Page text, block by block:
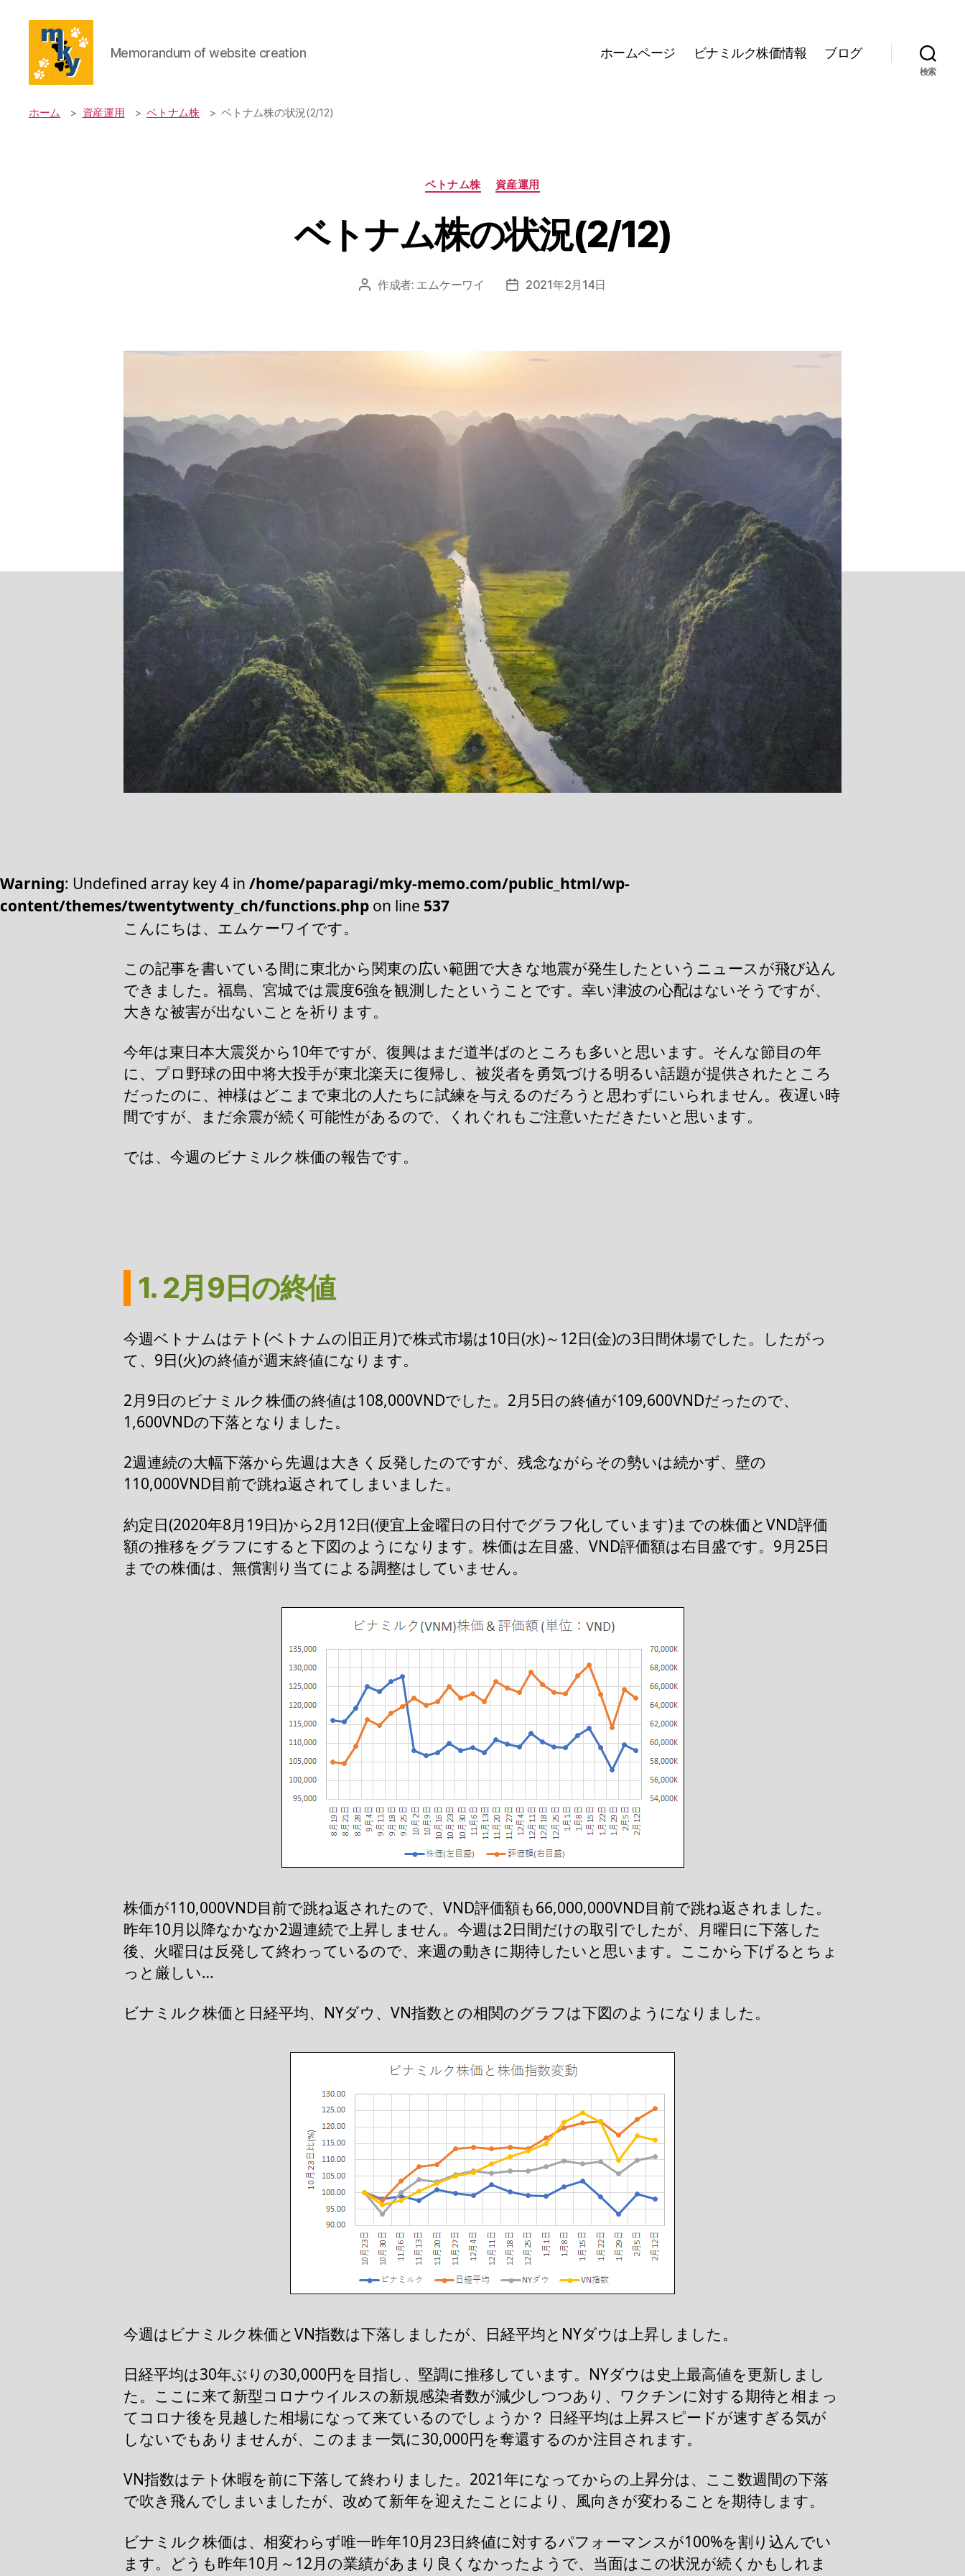
website
Memorandum of website creation ホームページ ビナミルク株価情報 ブログ
検索
ホーム 資産運用 ベトナム株 ベトナム株の状況(2/12)
リ
ー
ベトナム株 資産運用
ベトナム株の状況(2/12)
投 作成者: エムケーワイ
投 2021年2月14日
Warning: Undefined array key 4 in /home/paparagi/mky-memo.com/public_html/wp-
content/themes/twentytwenty_ch/functions.php on line 537
こんにちは、エムケーワイです。
この記事を書いている間に東北から関東の広い範囲で大きな地震が発生したというニュースが飛び込ん
できました。福島、宮城では震度6強を観測したということです。幸い津波の心配はないそうですが、
大きな被害が出ないことを祈ります。
今年は東日本大震災から10年ですが、復興はまだ道半ばのところも多いと思います。そんな節目の年
に、プロ野球の田中将大投手が東北楽天に復帰し、被災者を勇気づける明るい話題が提供されたところ
だったのに、神様はどこまで東北の人たちに試練を与えるのだろうと思わずにいられません。夜遅い時
間ですが、まだ余震が続く可能性があるので、くれぐれもご注意いただきたいと思います。
では、今週のビナミルク株価の報告です。
1. 2月9日の終値
今週ベトナムはテト(ベトナムの旧正月)で株式市場は10日(水)～12日(金)の3日間休場でした。したがっ
て、9日(火)の終値が週末終値になります。
2月9日のビナミルク株価の終値は108,000VNDでした。2月5日の終値が109,600VNDだったので、
1,600VNDの下落となりました。
2週連続の大幅下落から先週は大きく反発したのですが、残念ながらその勢いは続かず、壁の
110,000VND目前で跳ね返されてしまいました。
約定日(2020年8月19日)から2月12日(便宜上金曜日の日付でグラフ化しています)までの株価とVND評価
額の推移をグラフにすると下図のようになります。株価は左目盛、VND評価額は右目盛です。9月25日
までの株価は、無償割り当てによる調整はしていません。
株価が110,000VND目前で跳ね返されたので、VND評価額も66,000,000VND目前で跳ね返されました。
昨年10月以降なかなか2週連続で上昇しません。今週は2日間だけの取引でしたが、月曜日に下落した
後、火曜日は反発して終わっているので、来週の動きに期待したいと思います。ここから下げるとちょ
っと厳しい…
ビナミルク株価と日経平均、NYダウ、VN指数との相関のグラフは下図のようになりました。
今週はビナミルク株価とVN指数は下落しましたが、日経平均とNYダウは上昇しました。
日経平均は30年ぶりの30,000円を目指し、堅調に推移しています。NYダウは史上最高値を更新しまし
た。ここに来て新型コロナウイルスの新規感染者数が減少しつつあり、ワクチンに対する期待と相まっ
てコロナ後を見越した相場になって来ているのでしょうか？ 日経平均は上昇スピードが速すぎる気が
しないでもありませんが、このまま一気に30,000円を奪還するのか注目されます。
VN指数はテト休暇を前に下落して終わりました。2021年になってからの上昇分は、ここ数週間の下落
で吹き飛んでしまいましたが、改めて新年を迎えたことにより、風向きが変わることを期待します。
ビナミルク株価は、相変わらず唯一昨年10月23日終値に対するパフォーマンスが100%を割り込んでい
ます。どうも昨年10月～12月の業績があまり良くなかったようで、当面はこの状況が続くかもしれま